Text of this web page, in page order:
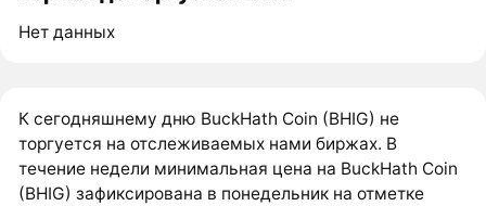
Нет данных
К сегодняшнему дню BuckHath Coin (BHIG) не
торгуется на отслеживаемых нами биржах. В
течение недели минимальная цена на BuckHath Coin
(BHIG) зафиксирована в понедельник на отметке